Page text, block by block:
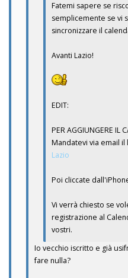
Fatemi sapere se
semplicemente se vi
sincronizzare il
Avanti Lazio!
EDIT:
PER AGGIUNGERE IL
Mandatevi via email il
Lazio
Poi cliccate
Vi verrà chiesto se
registrazione al
vostri.
Io vecchio iscritto e già
fare nulla?